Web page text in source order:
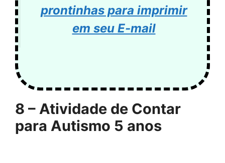
prontinhas para imprimir
em seu E-mail
8 – Atividade de Contar
para Autismo 5 anos